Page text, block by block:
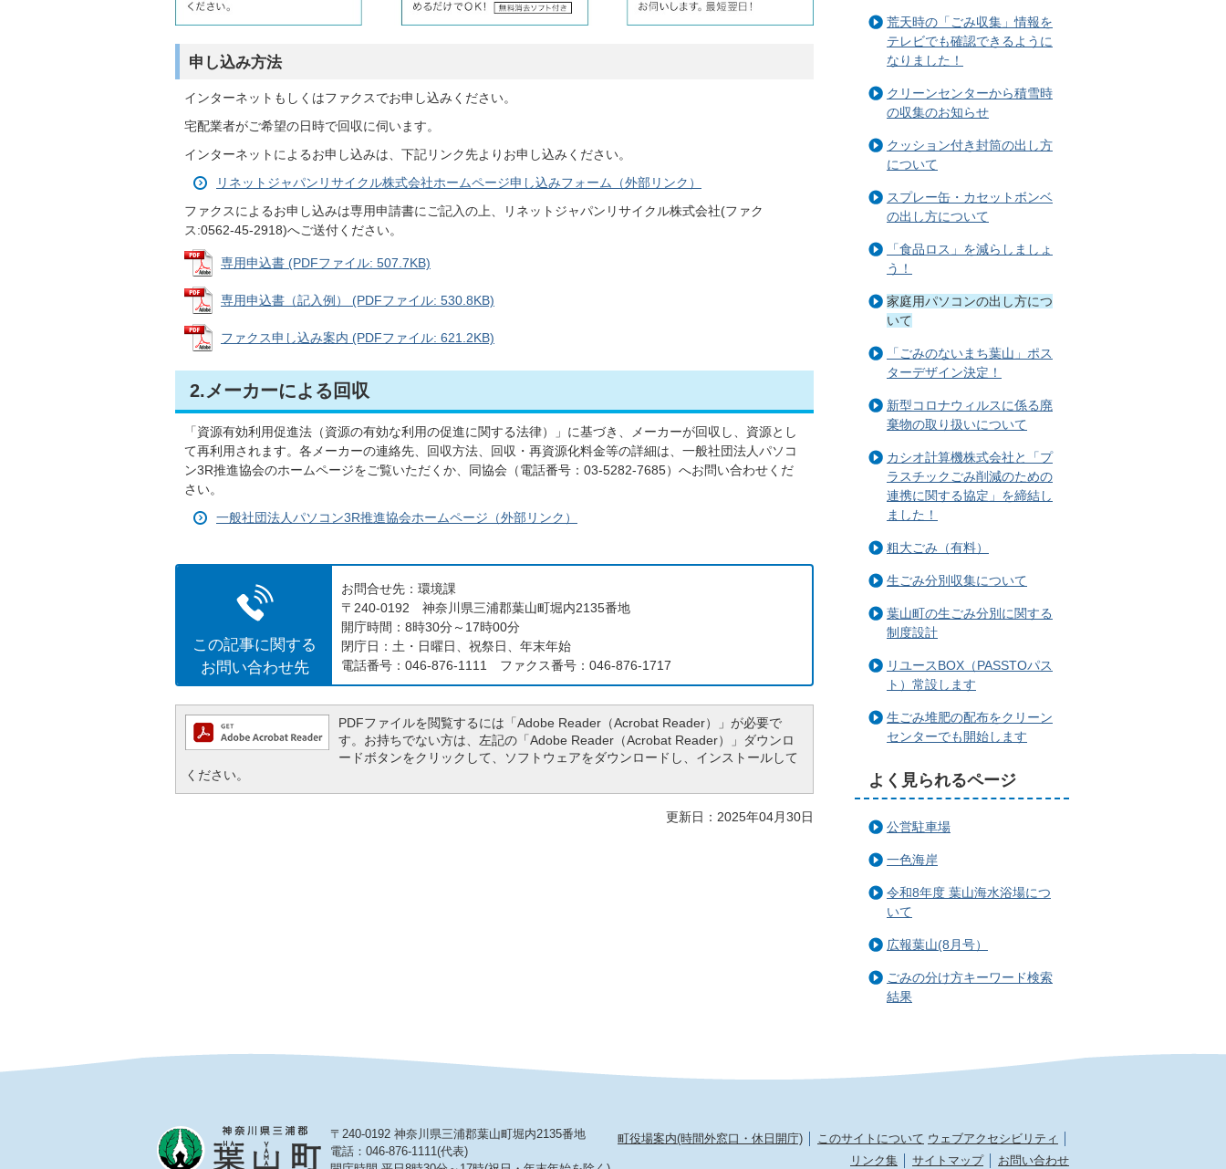
申し込み方法
インターネットもしくはファクスでお申し込みください。
宅配業者がご希望の日時で回収に伺います。
インターネットによるお申し込みは、下記リンク先よりお申し込みください。
リネットジャパンリサイクル株式会社ホームページ申し込みフォーム（外部リンク）
ファクスによるお申し込みは専用申請書にご記入の上、リネットジャパンリサイクル株式会社(ファク
ス:0562-45-2918)へご送付ください。
専用申込書 (PDFファイル: 507.7KB)
専用申込書（記入例） (PDFファイル: 530.8KB)
ファクス申し込み案内 (PDFファイル: 621.2KB)
2.メーカーによる回収
「資源有効利用促進法（資源の有効な利用の促進に関する法律）」に基づき、メーカーが回収し、資源とし
て再利用されます。各メーカーの連絡先、回収方法、回収・再資源化料金等の詳細は、一般社団法人パソコ
ン3R推進協会のホームページをご覧いただくか、同協会（電話番号：03-5282-7685）へお問い合わせくだ
さい。
一般社団法人パソコン3R推進協会ホームページ（外部リンク）
この記事に関する
お問い合わせ先
お問合せ先：環境課
〒240-0192 神奈川県三浦郡葉山町堀内2135番地
開庁時間：8時30分～17時00分
閉庁日：土・日曜日、祝祭日、年末年始
電話番号：046-876-1111 ファクス番号：046-876-1717
PDFファイルを閲覧するには「Adobe Reader（Acrobat Reader）」が必要で
す。お持ちでない方は、左記の「Adobe Reader（Acrobat Reader）」ダウンロ
ードボタンをクリックして、ソフトウェアをダウンロードし、インストールして
ください。
更新日：2025年04月30日
荒天時の「ごみ収集」情報を
テレビでも確認できるように
なりました！
クリーンセンターから積雪時
の収集のお知らせ
クッション付き封筒の出し方
について
スプレー缶・カセットボンベ
の出し方について
「食品ロス」を減らしましょ
う！
家庭用パソコンの出し方につ
いて
「ごみのないまち葉山」ポス
ターデザイン決定！
新型コロナウィルスに係る廃
棄物の取り扱いについて
カシオ計算機株式会社と「プ
ラスチックごみ削減のための
連携に関する協定」を締結し
ました！
粗大ごみ（有料）
生ごみ分別収集について
葉山町の生ごみ分別に関する
制度設計
リユースBOX（PASSTOパス
ト）常設します
生ごみ堆肥の配布をクリーン
センターでも開始します
よく見られるページ
公営駐車場
一色海岸
令和8年度 葉山海水浴場につ
いて
広報葉山(8月号）
ごみの分け方キーワード検索
結果
〒240-0192 神奈川県三浦郡葉山町堀内2135番地
電話：046-876-1111(代表)
町役場案内(時間外窓口・休日開庁) このサイトについて ウェブアクセシビリティ
リンク集
サイトマップ お問い合わせ